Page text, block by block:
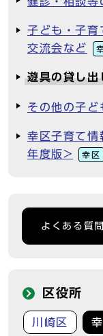
子ども・子育
交流会など
遊具の貸し出
その他の子ど
幸区子育て
年度版>
幸区
よくある質
区役所
川崎区